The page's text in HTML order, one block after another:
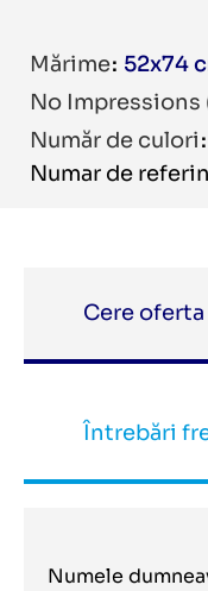
Mărime 52x74
No
Număr de culori
Numar de
Cere oferta
Întrebări
Numele